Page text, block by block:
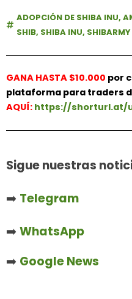
ADOPCIÓN DE SHIBA INU,
SHIB, SHIBA INU, SHIBARMY
GANA HASTA $10.000 por
plataforma para traders
AQUÍ: https://shorturl.at/
Sigue nuestras
➡️ Telegram
➡️WhatsApp
➡️ Google News